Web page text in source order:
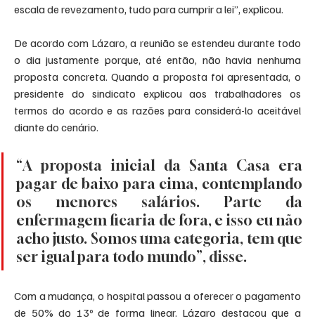
escala de revezamento, tudo para cumprir a lei”, explicou.
De acordo com Lázaro, a reunião se estendeu durante todo
o dia justamente porque, até então, não havia nenhuma
proposta concreta. Quando a proposta foi apresentada, o
presidente do sindicato explicou aos trabalhadores os
termos do acordo e as razões para considerá-lo aceitável
diante do cenário.
“A proposta inicial da Santa Casa era
pagar de baixo para cima, contemplando
os menores salários. Parte da
enfermagem ficaria de fora, e isso eu não
acho justo. Somos uma categoria, tem que
ser igual para todo mundo”, disse.
Com a mudança, o hospital passou a oferecer o pagamento
de 50% do 13º de forma linear. Lázaro destacou que a